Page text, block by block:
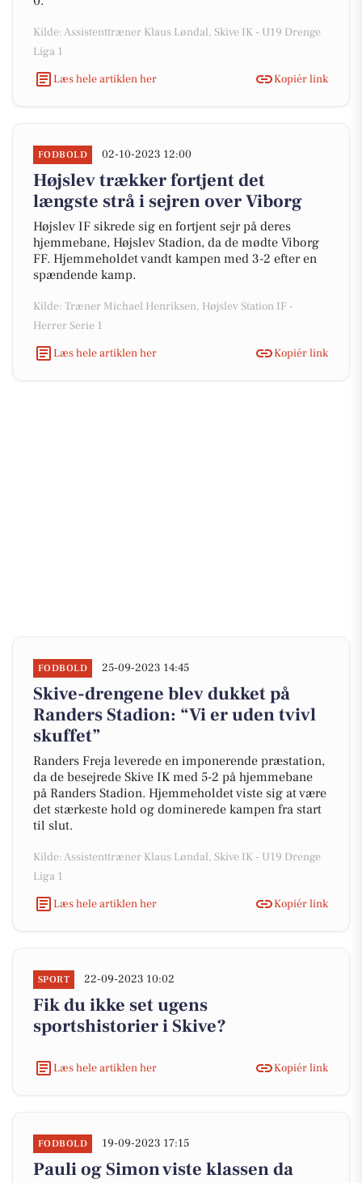
Kilde: Assistenttræner Klaus Løndal, Skive IK - U19 Drenge
Liga 1
Læs hele artiklen her
Kopiér link
FODBOLD 02-10-2023 12:00
Højslev trækker fortjent det
længste strå i sejren over Viborg
Højslev IF sikrede sig en fortjent sejr på deres
hjemmebane, Højslev Stadion, da de mødte Viborg
FF. Hjemmeholdet vandt kampen med 3-2 efter en
spændende kamp.
Kilde: Træner Michael Henriksen, Højslev Station IF -
Herrer Serie 1
Læs hele artiklen her
Kopiér link
FODBOLD 25-09-2023 14:45
Skive-drengene blev dukket på
Randers Stadion: “Vi er uden tvivl
skuffet”
Randers Freja leverede en imponerende præstation,
da de besejrede Skive IK med 5-2 på hjemmebane
på Randers Stadion. Hjemmeholdet viste sig at være
det stærkeste hold og dominerede kampen fra start
til slut.
Kilde: Assistenttræner Klaus Løndal, Skive IK - U19 Drenge
Liga 1
Læs hele artiklen her
Kopiér link
SPORT 22-09-2023 10:02
Fik du ikke set ugens
sportshistorier i Skive?
Læs hele artiklen her Kopiér link
FODBOLD 19-09-2023 17:15
Pauli og Simon viste klassen da